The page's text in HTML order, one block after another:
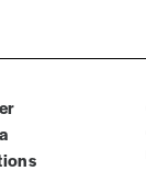
soutenez